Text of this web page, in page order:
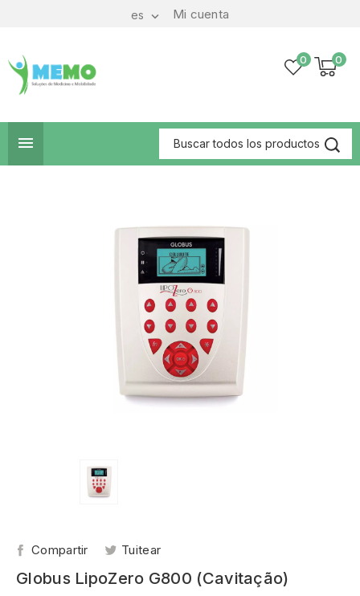
Mi cuenta
es 
0
0

Compartir Tuitear
Globus LipoZero G800 (Cavitação)